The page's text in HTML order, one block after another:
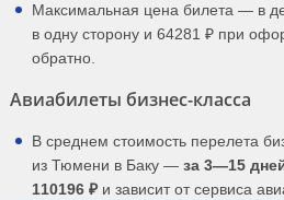
Максимальная цена билета — в
в одну сторону и 64281 ₽ при
обратно.
Авиабилеты бизнес-класса
В среднем стоимость перелета
из Тюмени в Баку — за 3—15
110196 ₽ и зависит от сервиса